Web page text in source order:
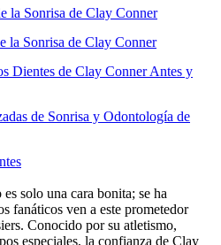
la Sonrisa de Clay Conner
la Sonrisa de Clay Conner
Dientes de Clay Conner Antes y
de Sonrisa y Odontología de
solo una cara bonita; se ha
fanáticos ven a este prometedor
Conocido por su atletismo,
especiales, la confianza de Clay